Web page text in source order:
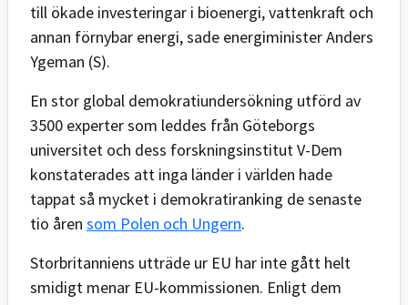
till ökade investeringar i bioenergi, vattenkraft och
annan förnybar energi, sade energiminister Anders
Ygeman (S).
En stor global demokratiundersökning utförd av
3500 experter som leddes från Göteborgs
universitet och dess forskningsinstitut V-Dem
konstaterades att inga länder i världen hade
tappat så mycket i demokratiranking de senaste
tio åren som Polen och Ungern.
Storbritanniens utträde ur EU har inte gått helt
smidigt menar EU-kommissionen. Enligt dem